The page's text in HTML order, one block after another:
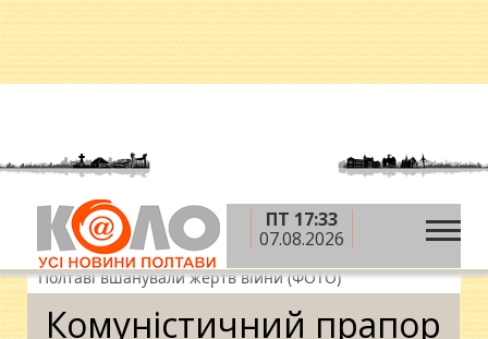
ПТ 17:33
07.08.2026
Головна » Новини » Суспільство
»Комуністичний прапор і георгіївська стрічка: у
Полтаві вшанували жертв війни (ФОТО)
Комуністичний прапор